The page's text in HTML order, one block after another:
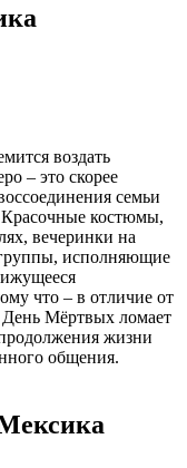
воздать
– это скорее
семьи
костюмы,
вечеринки на
исполняющие
что – в отличие от
День Мёртвых ломает
жизни
общения.